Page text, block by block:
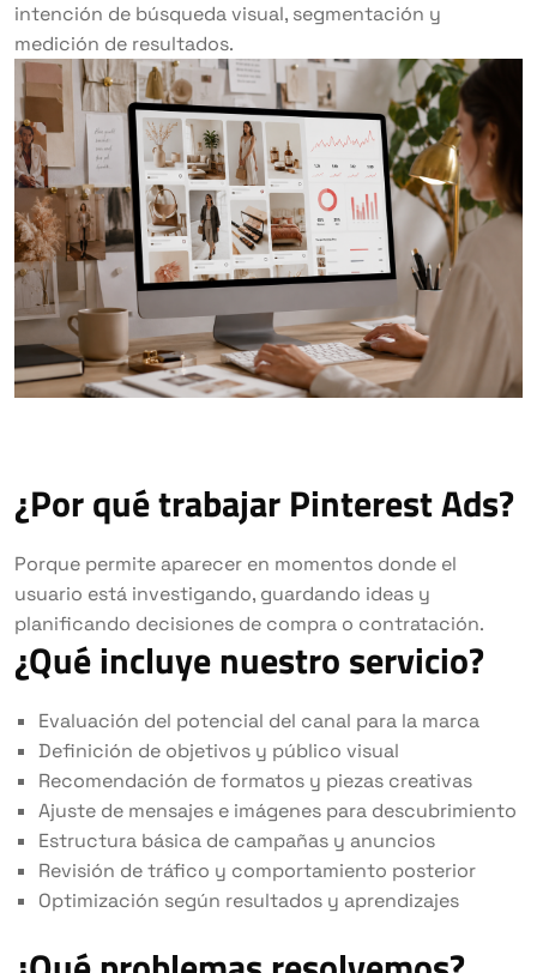
intención de búsqueda visual, segmentación y
medición de resultados.
¿Por qué trabajar Pinterest Ads?
Porque permite aparecer en momentos donde el
usuario está investigando, guardando ideas y
planificando decisiones de compra o contratación.
¿Qué incluye nuestro servicio?
Evaluación del potencial del canal para la marca
Definición de objetivos y público visual
Recomendación de formatos y piezas creativas
Ajuste de mensajes e imágenes para descubrimiento
Estructura básica de campañas y anuncios
Revisión de tráfico y comportamiento posterior
Optimización según resultados y aprendizajes